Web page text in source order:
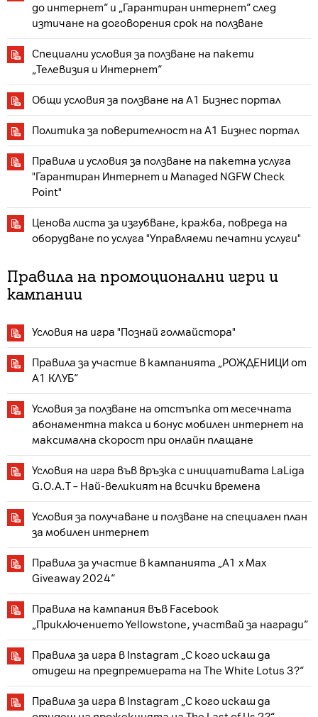
до интернет“ и „Гарантиран интернет“ след
изтичане на договорения срок на ползване
Специални условия за ползване на пакети
„Телевизия и Интернет“
Общи условия за ползване на А1 Бизнес портал
Политика за поверителност на А1 Бизнес портал
Правила и условия за ползване на пакетна услуга
"Гарантиран Интернет и Managed NGFW Check
Point"
Ценова листа за изгубване, кражба, повреда на
оборудване по услуга "Управляеми печатни услуги"
Правила на промоционални игри и
кампании
Условия на игра "Познай голмайстора"
Правила за участие в кампанията „РОЖДЕНИЦИ от
А1 КЛУБ“
Условия за ползване на отстъпка от месечната
абонаментна такса и бонус мобилен интернет на
максимална скорост при онлайн плащане
Условия на игра във връзка с инициативата LaLiga
G.O.A.T – Най-великият на всички времена
Условия за получаване и ползване на специален план
за мобилен интернет
Правила за участие в кампанията „A1 x Max
Giveaway 2024“
Правила на кампания във Facebook
„Приключението Yellowstone, участвай за награди“
Правила за игра в Instagram „С кого искаш да
отидеш на предпремиерата на The White Lotus 3?“
Правила за игра в Instagram „С кого искаш да